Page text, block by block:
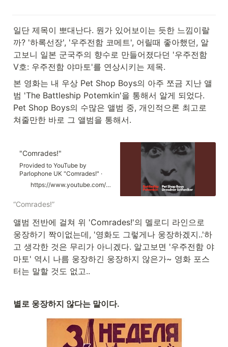
일단 제목이 뽀대난다. 뭔가 있어보이는 듯한 느낌이랄
까? '하록선장', '우주전함 코메트', 어릴때 좋아했던, 알
고보니 일본 군국주의 향수로 만들어졌다던 '우주전함
V호: 우주전함 야마토'를 연상시키는 제목.
본 영화는 내 우상 Pet Shop Boys의 아주 쪼금 지난 앨
범 'The Battleship Potemkin'을 통해서 알게 되었다.
Pet Shop Boys의 수많은 앨범 중, 개인적으론 최고로
쳐줄만한 바로 그 앨범을 통해서.
"Comrades!"
Provided to YouTube by
Parlophone UK "Comrades!" ·
Tennant · Lowe Battleship
Potemkin ℗ 2005 Pet Shop Boys
licence to Parlophone Records
Antje Lohr Cello: Benjamin
Schwarz Violin: Branislaw Blatny
Performance, Producer: Chris
Lowe Violin: Christian
Kustermann Violin: Christiane
Thiele Keyboards, Programmer:
Dave Clayton Viola: Eva Oppl
Deutschmann-Hutt Protools:
Iwataki Engineer: Joerg Surrey
Cello: Johannes Keltsch
Conductor: Jonathon
Stockhammer Featured Vocalist:
https://www.youtube.com/watch?v=9NrX4wXBr2I
“Comrades!”
앨범 전반에 걸쳐 위 'Comrades!'의 멜로디 라인으로
웅장하기 짝이없는데, '영화도 그렇게나 웅장하겠지..'하
고 생각한 것은 무리가 아니겠다. 알고보면 '우주전함 야
마토' 역시 나름 웅장하긴 웅장하지 않은가~ 영화 포스
터는 말할 것도 없고..
별로 웅장하지 않다는 말이다.